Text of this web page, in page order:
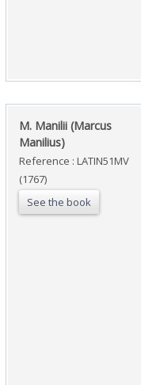
‎M. Manilii (Marcus
Manilius)‎
Reference : LATIN51MV
(1767)
See the book